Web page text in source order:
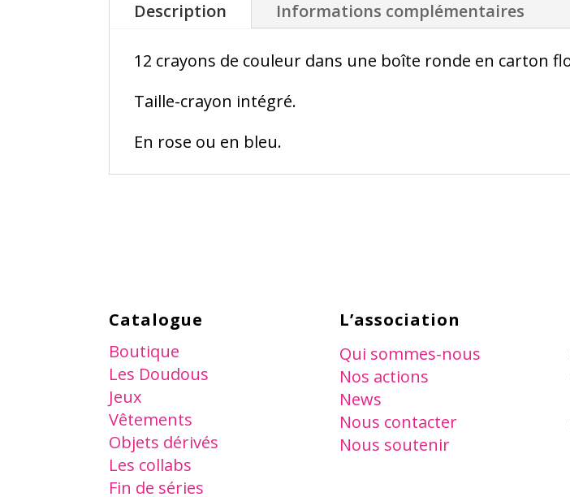
Description Informations complémentaires
12 crayons de couleur dans une boîte ronde en carton
Taille-crayon intégré.
En rose ou en bleu.
Catalogue
Boutique
Les Doudous
Jeux
Vêtements
Objets dérivés
Les collabs
Fin de séries
L’association
Qui sommes-nous
Nos actions
News
Nous contacter
Nous soutenir